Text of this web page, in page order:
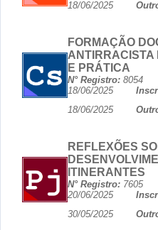
18/06/2025
FORMAÇÃO
ANTIRRACISTA
E PRÁTICA
N° Registro:
18/06/2025
18/06/2025
REFLEXÕES
ITINERANTES
N° Registro:
20/06/2025
30/05/2025